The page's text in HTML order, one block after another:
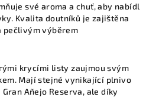
své aroma a chuť, aby nabídl
Kvalita doutníků je zajištěna
pečlivým výběrem
krycími listy zaujmou svým
Mají stejné vynikající plnivo
Añejo Reserva, ale díky